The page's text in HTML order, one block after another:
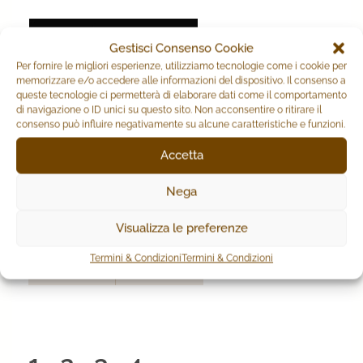
Gestisci Consenso Cookie
Per fornire le migliori esperienze, utilizziamo tecnologie come i cookie per
memorizzare e/o accedere alle informazioni del dispositivo. Il consenso a
queste tecnologie ci permetterà di elaborare dati come il comportamento
di navigazione o ID unici su questo sito. Non acconsentire o ritirare il
consenso può influire negativamente su alcune caratteristiche e funzioni.
Accetta
Nega
Visualizza le preferenze
Termini & CondizioniTermini & Condizioni
Tufano Crystal